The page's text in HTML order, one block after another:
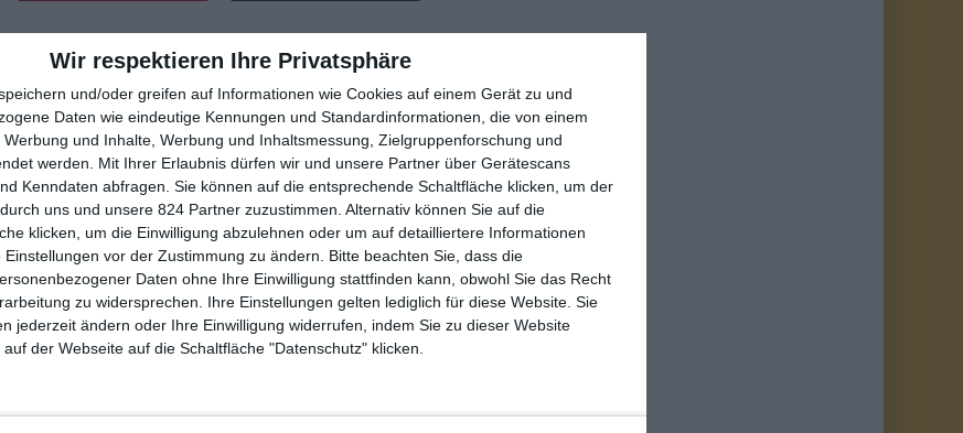
Wir respektieren Ihre Privatsphäre
und/oder greifen auf Informationen wie Cookies auf einem Gerät zu und
Daten wie eindeutige Kennungen und Standardinformationen, die von einem
und Inhalte, Werbung und Inhaltsmessung, Zielgruppenforschung und
werden.
Mit Ihrer Erlaubnis dürfen wir und unsere Partner über Gerätescans
Kenndaten abfragen. Sie können auf die entsprechende Schaltfläche klicken, um der
uns und unsere 824 Partner zuzustimmen. Alternativ können Sie auf die
klicken, um die Einwilligung abzulehnen oder um auf detailliertere Informationen
vor der Zustimmung zu ändern.
Bitte beachten Sie, dass die
Daten ohne Ihre Einwilligung stattfinden kann, obwohl Sie das Recht
zu widersprechen. Ihre Einstellungen gelten lediglich für diese Website. Sie
jederzeit ändern oder Ihre Einwilligung widerrufen, indem Sie zu dieser Website
der Webseite auf die Schaltfläche "Datenschutz" klicken.
KINOCHARTS WELTWEIT (24. – 26. JULI 2026)
Die Redaktion Kinocharts
Kinocharts weltweit